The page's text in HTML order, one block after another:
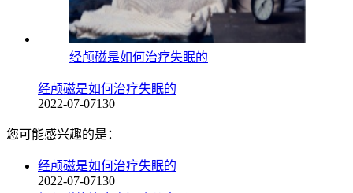
经颅磁是如何治疗失眠的
经颅磁是如何治疗失眠的
2022-07-07130
您可能感兴趣的是：
经颅磁是如何治疗失眠的
2022-07-07130